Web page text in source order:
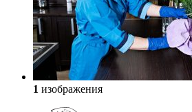
1 изображения